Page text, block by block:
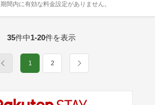
間内に有効な料金設定がありません。
35件中1-20件を表示
1 2